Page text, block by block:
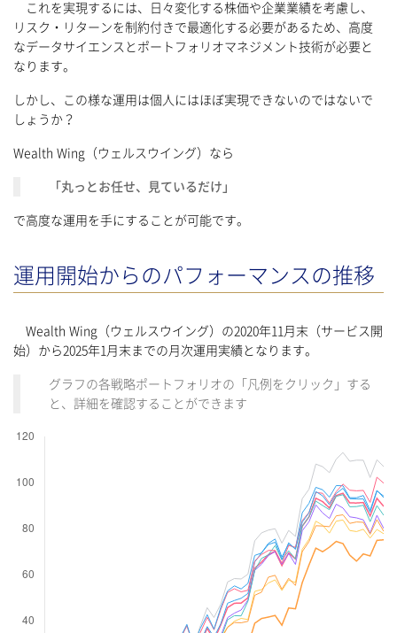
これを実現するには、日々変化する株価や企業業績を考慮し、
リスク・リターンを制約付きで最適化する必要があるため、高度
なデータサイエンスとポートフォリオマネジメント技術が必要と
なります。
しかし、この様な運用は個人にはほぼ実現できないのではないで
しょうか？
Wealth Wing（ウェルスウイング）なら
「丸っとお任せ、見ているだけ」
で高度な運用を手にすることが可能です。
運用開始からのパフォーマンスの推移
Wealth Wing（ウェルスウイング）の2020年11月末（サービス開
始）から2025年1月末までの月次運用実績となります。
グラフの各戦略ポートフォリオの「凡例をクリック」する
と、詳細を確認することができます